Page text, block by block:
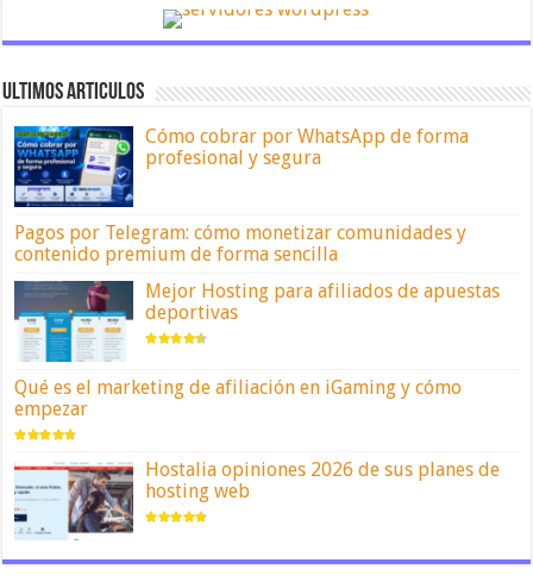
ULTIMOS ARTICULOS
Cómo cobrar por WhatsApp de forma
profesional y segura
Pagos por Telegram: cómo monetizar comunidades y
contenido premium de forma sencilla
Mejor Hosting para afiliados de apuestas
deportivas
Qué es el marketing de afiliación en iGaming y cómo
empezar
Hostalia opiniones 2026 de sus planes de
hosting web